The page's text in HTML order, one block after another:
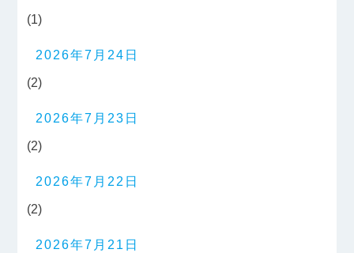
(1)
2026年7月24日
(2)
2026年7月23日
(2)
2026年7月22日
(2)
2026年7月21日